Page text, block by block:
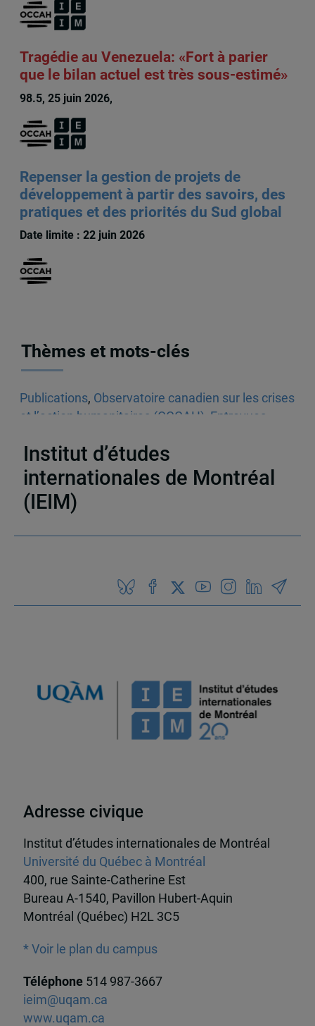
Tragédie au Venezuela: «Fort à parier
que le bilan actuel est très sous-estimé»
98.5, 25 juin 2026,
Repenser la gestion de projets de
développement à partir des savoirs, des
pratiques et des priorités du Sud global
Date limite : 22 juin 2026
Thèmes et mots-clés
Publications, Observatoire canadien sur les crises
et l’action humanitaires (OCCAH) Entrevues
Institut d’études
internationales de Montréal
(IEIM)
Adresse civique
Institut d’études internationales de Montréal
Université du Québec à Montréal
400, rue Sainte-Catherine Est
Bureau A-1540, Pavillon Hubert-Aquin
Montréal (Québec) H2L 3C5
* Voir le plan du campus
Téléphone 514 987-3667
ieim@uqam.ca
www.uqam.ca